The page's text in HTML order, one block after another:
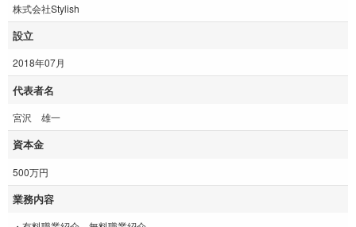
株式会社Stylish
設立
2018年07月
代表者名
宮沢 雄一
資本金
500万円
業務内容